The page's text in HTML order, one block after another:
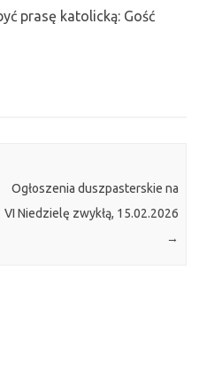
prasę katolicką: Gość
Ogłoszenia duszpasterskie na
VI Niedzielę zwykłą, 15.02.2026
→